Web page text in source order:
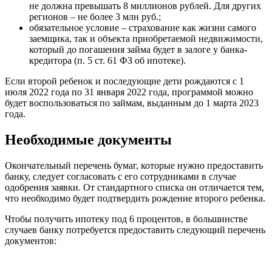
не должна превышать 8 миллионов рублей. Для других
регионов – не более 3 млн руб.;
обязательное условие – страхование как жизни самого
заемщика, так и объекта приобретаемой недвижимости,
который до погашения займа будет в залоге у банка-
кредитора (п. 5 ст. 61 ФЗ об ипотеке).
Если второй ребенок и последующие дети рождаются с 1
июля 2022 года по 31 января 2022 года, программой можно
будет воспользоваться по займам, выданным до 1 марта 2023
года.
Необходимые документы
Окончательный перечень бумаг, которые нужно предоставить
банку, следует согласовать с его сотрудниками в случае
одобрения заявки. От стандартного списка он отличается тем,
что необходимо будет подтвердить рождение второго ребенка.
Чтобы получить ипотеку под 6 процентов, в большинстве
случаев банку потребуется предоставить следующий перечень
документов: